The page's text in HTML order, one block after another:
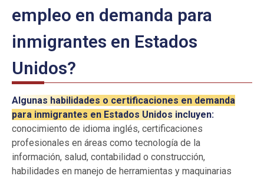
empleo en demanda para
inmigrantes en Estados
Unidos?
Algunas habilidades o certificaciones en demanda
para inmigrantes en Estados Unidos incluyen:
conocimiento de idioma inglés, certificaciones
profesionales en áreas como tecnología de la
información, salud, contabilidad o construcción,
habilidades en manejo de herramientas y maquinarias